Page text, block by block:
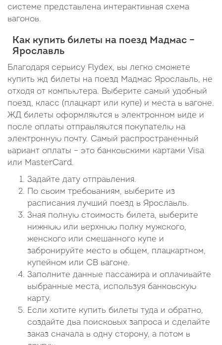
системе представлена интерактивная схема
вагонов.
Как купить билеты на поезд Мадмас –
Ярославль
Благодаря сервису Flydex, вы легко сможете
купить жд билеты на поезд Мадмас Ярославль, не
отходя от компьютера. Выберите самый удобный
поезд, класс (плацкарт или купе) и места в вагоне.
ЖД билеты оформляются в электронном виде и
после оплаты отправляются покупателю на
электронную почту. Самый распространенный
вариант оплаты – это банковскими картами Visa
или MasterCard.
Задайте дату отправления.
По своим требованиям, выберите из
расписания лучший поезд в Ярославль.
Зная полную стоимость билета, выберите
нижнюю или верхнюю полку мужского,
женского или смешанного купе и
забронируйте место в общем, плацкартном,
купейном или СВ вагоне.
Заполните данные пассажира и оплачивайте
выбранные места, используя банковскую
карту.
Если хотите купить билеты туда и обратно,
создайте два поисковых запроса и сделайте
заказ сначала в одну сторону, а потом в